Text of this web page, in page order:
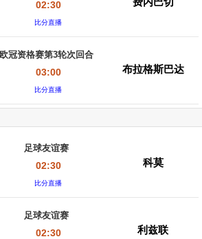
02:30
比分直播
欧冠资格赛第3轮次回合
03:00
比分直播
布拉格斯巴达
足球友谊赛
02:30
比分直播
科莫
足球友谊赛
02:30 利兹联